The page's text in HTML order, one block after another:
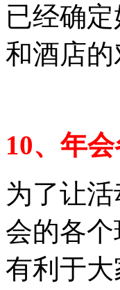
已经确
和酒店的
10、年
为了让
会的各
有利于